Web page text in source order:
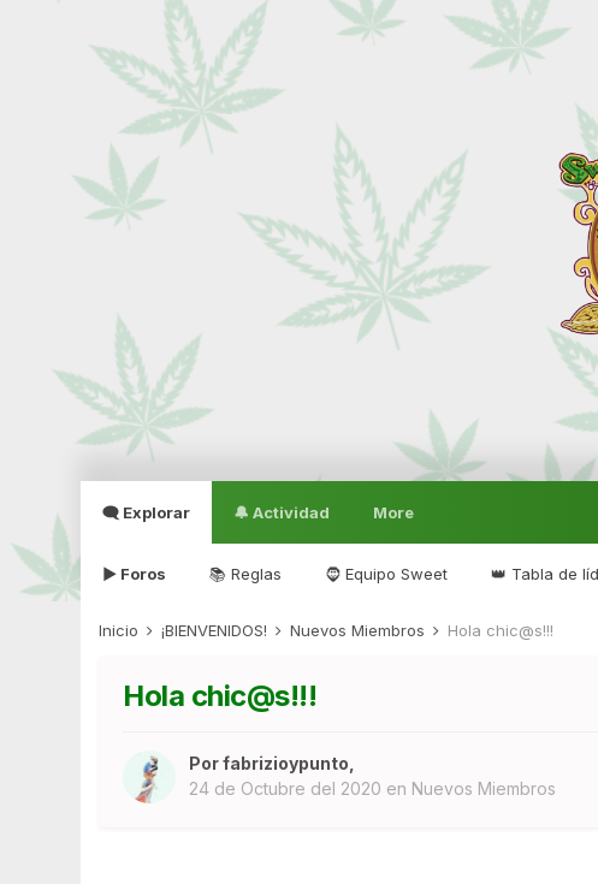
🗨 Explorar
▶ Foros 📚 Reglas 🧔 Equipo Sweet 👑 Tabla de
🔔 Actividad More
Inicio ¡BIENVENIDOS! Nuevos Miembros Hola chic@s!!!
Hola chic@s!!!
Porfabrizioypunto
24 de Octubre del 2020 en Nuevos Miembros